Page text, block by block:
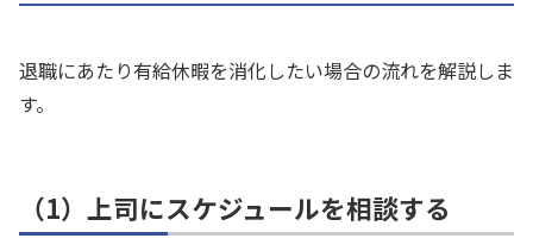
退職にあたり有給休暇を消化したい場合の流れを解説しま
す。
（1）上司にスケジュールを相談する